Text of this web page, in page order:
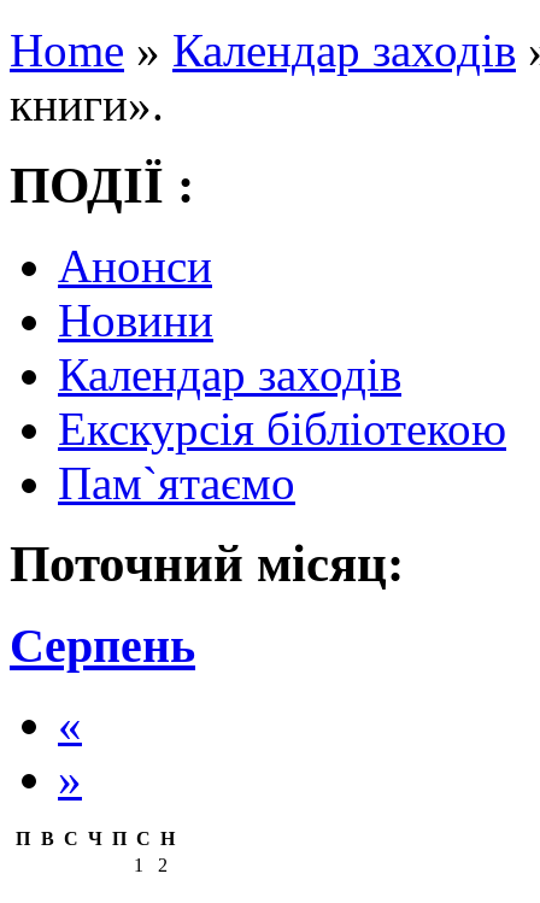
Home » Календар заходів
книги».
ПОДІЇ :
Анонси
Новини
Календар заходів
Екскурсія бібліотекою
Пам`ятаємо
Поточний місяц:
Серпень
«
»
П В С Ч П С Н
1
2